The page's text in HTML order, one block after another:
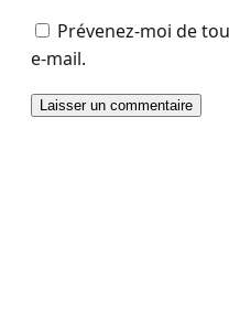
Prévenez-moi de
e-mail.